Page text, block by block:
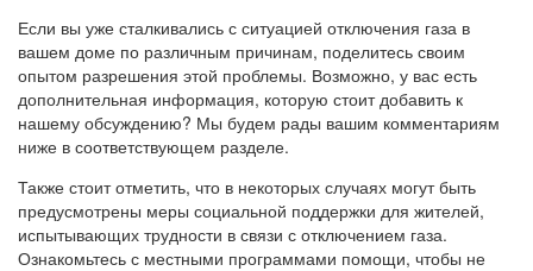
Если вы уже сталкивались с ситуацией отключения газа в
вашем доме по различным причинам, поделитесь своим
опытом разрешения этой проблемы. Возможно, у вас есть
дополнительная информация, которую стоит добавить к
нашему обсуждению? Мы будем рады вашим комментариям
ниже в соответствующем разделе.
Также стоит отметить, что в некоторых случаях могут быть
предусмотрены меры социальной поддержки для жителей,
испытывающих трудности в связи с отключением газа.
Ознакомьтесь с местными программами помощи, чтобы не